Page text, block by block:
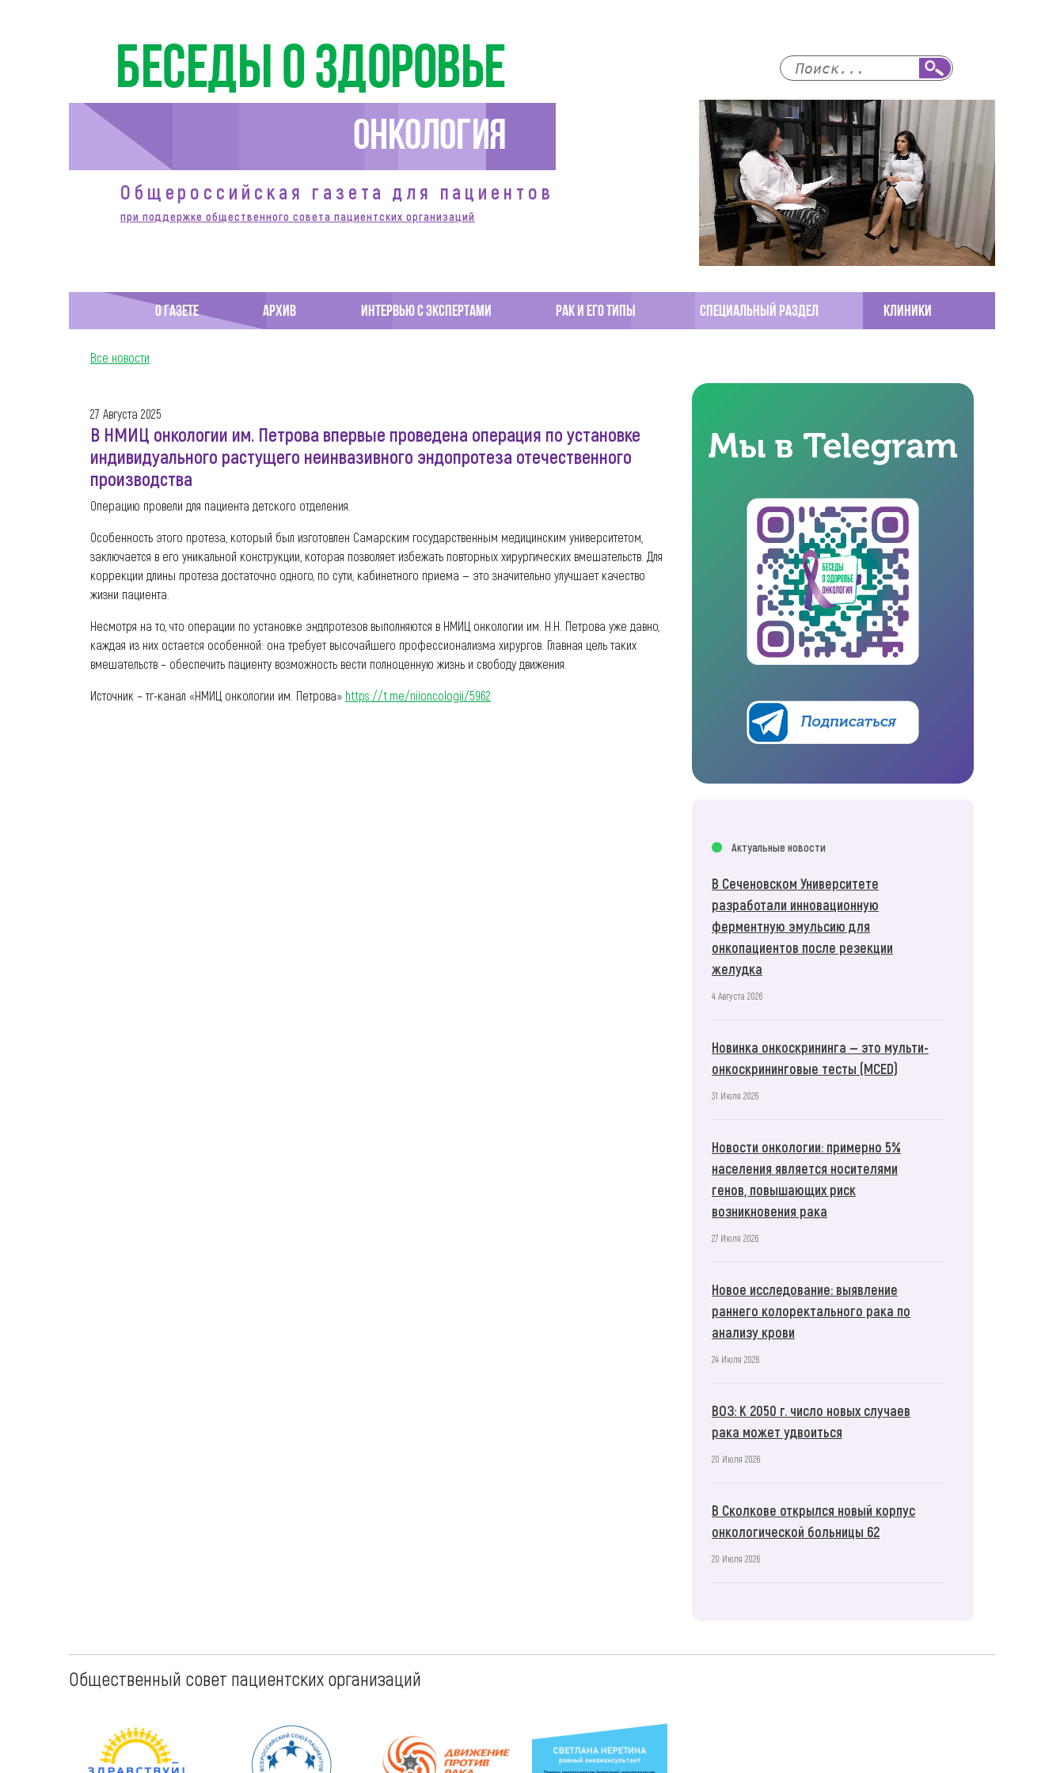
Беседы о здоровье
Онкология
Общероссийская газета для пациентов
при поддержке общественного совета пациентских организаций
О ГАЗЕТЕ АРХИВ Интервью с экспертами Рак и его типы Специальный раздел КЛИНИКИ
Все новости
27 Августа 2025
В НМИЦ онкологии им. Петрова впервые проведена операция по установке
индивидуального растущего неинвазивного эндопротеза отечественного
производства
Операцию провели для пациента детского отделения.
Особенность этого протеза, который был изготовлен Самарским государственным медицинским университетом,
заключается в его уникальной конструкции, которая позволяет избежать повторных хирургических вмешательств. Для
коррекции длины протеза достаточно одного, по сути, кабинетного приема — это значительно улучшает качество
жизни пациента.
Несмотря на то, что операции по установке эндпротезов выполняются в НМИЦ онкологии им. Н.Н. Петрова уже давно,
каждая из них остается особенной: она требует высочайшего профессионализма хирургов. Главная цель таких
вмешательств – обеспечить пациенту возможность вести полноценную жизнь и свободу движения.
Источник – тг-канал «НМИЦ онкологии им. Петрова» https://t.me/niioncologii/5962
Актуальные новости
В Сеченовском Университете
разработали инновационную
ферментную эмульсию для
онкопациентов после резекции
желудка
4 Августа 2026
Новинка онкоскрининга — это мульти-
онкоскрининговые тесты (MCED)
31 Июля 2026
Новости онкологии: примерно 5%
населения является носителями
генов, повышающих риск
возникновения рака
27 Июля 2026
Новое исследование: выявление
раннего колоректального рака по
анализу крови
24 Июля 2026
ВОЗ: К 2050 г. число новых случаев
рака может удвоиться
20 Июля 2026
В Сколкове открылся новый корпус
онкологической больницы 62
20 Июля 2026
Общественный совет пациентских организаций